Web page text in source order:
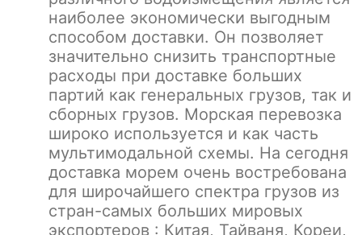
наиболее экономически выгодным
способом доставки. Он позволяет
значительно снизить транспортные
расходы при доставке больших
партий как генеральных грузов, так и
сборных грузов. Морская перевозка
широко используется и как часть
мультимодальной схемы. На сегодня
доставка морем очень востребована
для широчайшего спектра грузов из
стран-самых больших мировых
экспортеров : Китая, Тайваня, Кореи,